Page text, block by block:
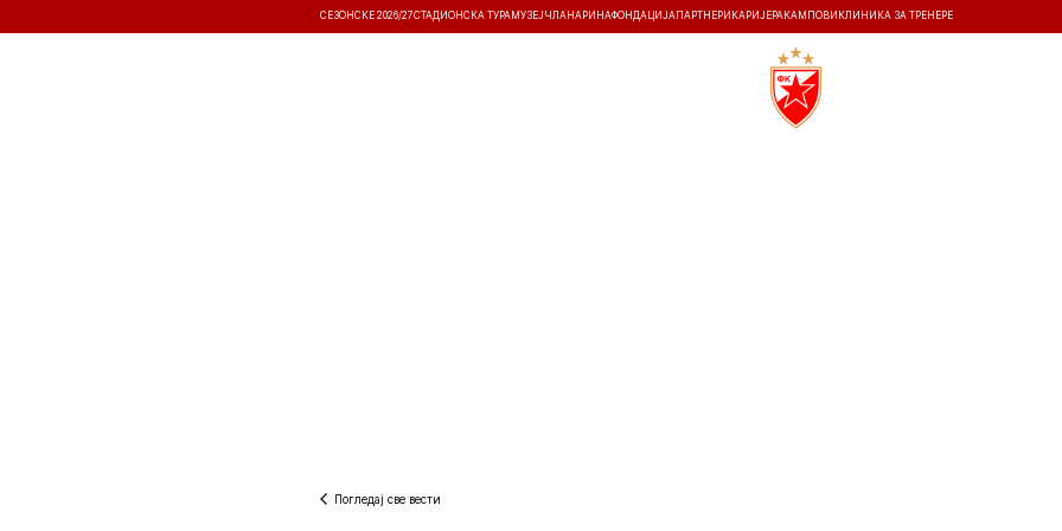
СЕЗОНСКЕ 2026/27СТАДИОНСКА ТУРА МУЗЕЈ ЧЛАНАРИНАФОНДАЦИЈА ПАРТНЕРИ КАРИЈЕРА КАМПОВИ КЛИНИКА ЗА ТРЕНЕРЕ
Погледај све вести